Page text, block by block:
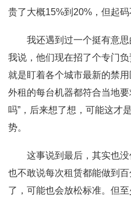
贵了大概15%到20%，但起码
我还遇到过一个挺有意
我说，他们现在招了个专门
就是盯着各个城市最新的禁
外租的每台机器都符合当地
吗”，后来想了想，可能这才
势。
这事说到最后，其实也
也不敢说每次租赁都能做到
了，可能也会放松标准。但